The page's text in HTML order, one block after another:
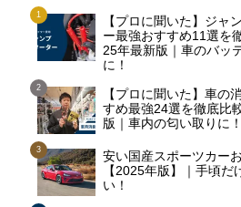
【プロに聞いた】ジャ
ー最強おすすめ11選を
25年最新版｜車のバッ
に！
【プロに聞いた】車の
すめ最強24選を徹底比
版｜車内の匂い取りに！
安い国産スポーツカー
【2025年版】｜手頃だ
い！